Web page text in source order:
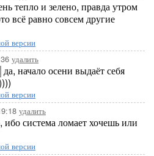
тепло и зелено, правда утром
всё равно совсем другие
версии
удалить
да, начало осени выдаёт себя
версии
удалить
система ломает хочешь или
версии